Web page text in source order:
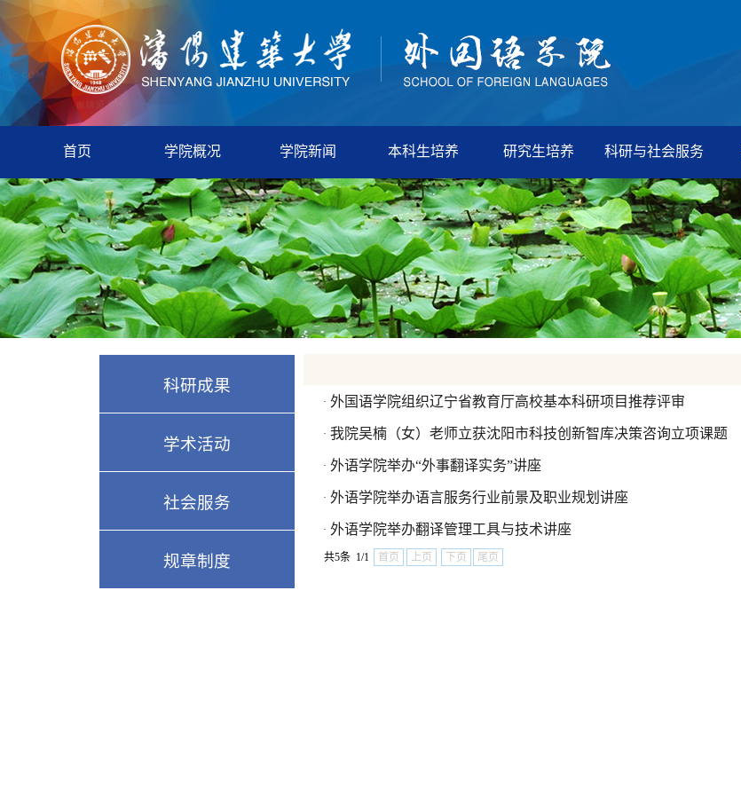
首页 学院概况 学院新闻 本科生培养 研究生培养 科研与社会服务
科研成果
学术活动
社会服务
规章制度
· 外国语学院组织辽宁省教育厅高校基本科研项目推荐评审
· 我院吴楠（女）老师立获沈阳市科技创新智库决策咨询立项课题
· 外语学院举办“外事翻译实务”讲座
· 外语学院举办语言服务行业前景及职业规划讲座
· 外语学院举办翻译管理工具与技术讲座
共5条 1/1 首页 上页 下页 尾页